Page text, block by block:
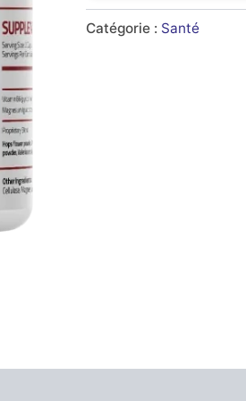
€69.00.
Catégorie : Santé